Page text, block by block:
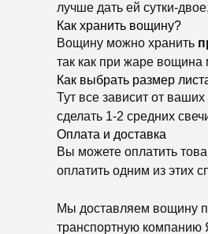
лучше дать ей сутки-
Как хранить вощину?
Вощину можно хранить
так как при жаре вощина
Как выбрать размер
Тут все зависит от
сделать 1-2 средних
Оплата и доставка
Вы можете оплатить
оплатить одним из этих
Мы доставляем вощину
транспортную компанию